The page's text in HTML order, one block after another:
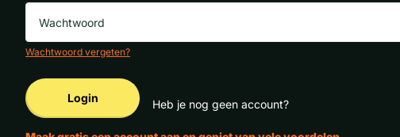
Wachtwoord vergeten?
Login Heb je nog geen account?